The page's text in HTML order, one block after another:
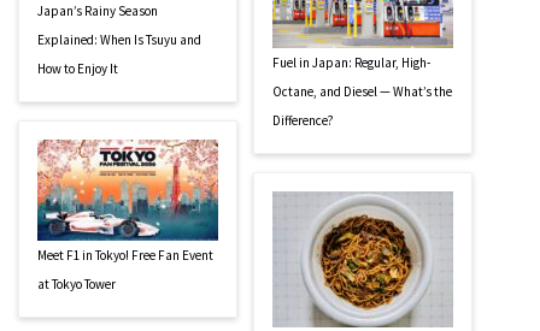
Japan’s Rainy Season
Explained: When Is Tsuyu and
How to Enjoy It
Meet F1 in Tokyo! Free Fan Event
at Tokyo Tower
Fuel in Japan: Regular, High-
Octane, and Diesel — What’s the
Difference?